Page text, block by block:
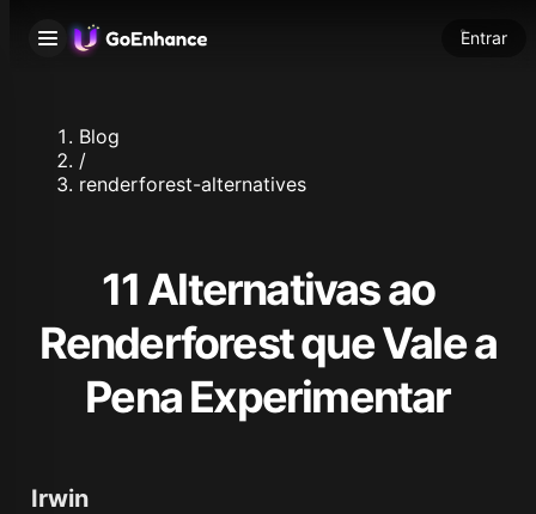
Entrar
Blog
/
renderforest-alternatives
11 Alternativas ao
Renderforest que Vale a
Pena Experimentar
Irwin